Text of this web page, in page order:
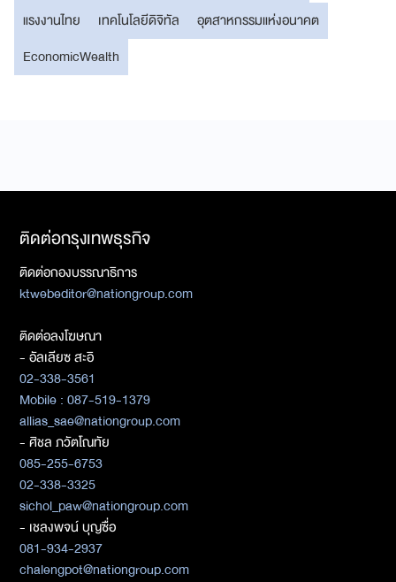
แรงงานไทย
เทคโนโลยีดิจิทัล
อุตสาหกรรมแห่งอนาคต
EconomicWealth
ติดต่อกรุงเทพธุรกิจ
ติดต่อกองบรรณาธิการ
ktwebeditor@nationgroup.com
ติดต่อลงโฆษณา
- อัลเลียซ สะอิ
02-338-3561
Mobile : 087-519-1379
allias_sae@nationgroup.com
- ศิชล ภวัตโณทัย
085-255-6753
02-338-3325
sichol_paw@nationgroup.com
- เชลงพจน์ บุญซื่อ
081-934-2937
chalengpot@nationgroup.com